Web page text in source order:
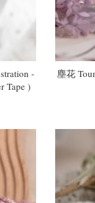
-
Tape )
塵花